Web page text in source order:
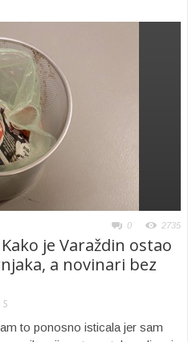
0 2735
Kako je Varaždin ostao
a novinari bez
to ponosno isticala jer sam